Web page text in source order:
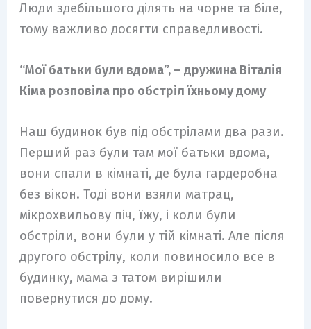
Люди здебільшого ділять на чорне та біле,
тому важливо досягти справедливості.
“Мої батьки були вдома”, – дружина Віталія
Кіма розповіла про обстріл їхньому дому
Наш будинок був під обстрілами два рази.
Перший раз були там мої батьки вдома,
вони спали в кімнаті, де була гардеробна
без вікон. Тоді вони взяли матрац,
мікрохвильову піч, їжу, і коли були
обстріли, вони були у тій кімнаті. Але після
другого обстрілу, коли повиносило все в
будинку, мама з татом вирішили
повернутися до дому.